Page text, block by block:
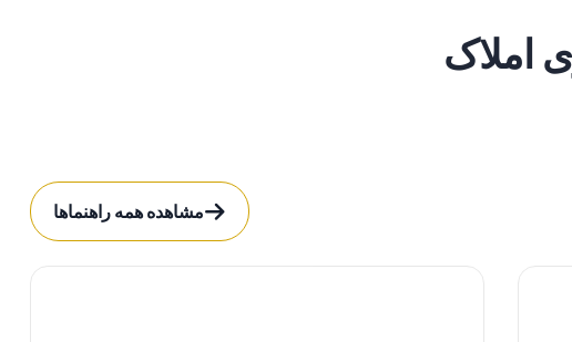
املاک
مشاهده همه راهنماها